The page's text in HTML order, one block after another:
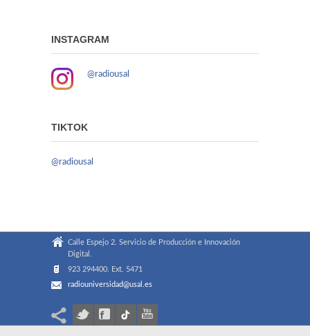
INSTAGRAM
@radiousal
TIKTOK
@radiousal
Calle Espejo 2. Servicio de Producción e Innovación
Digital.
923 294400. Ext. 5471
radiouniversidad@usal.es